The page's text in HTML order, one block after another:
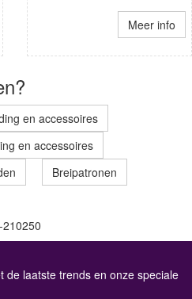
Meer info
en accessoires
en accessoires
Breipatronen
de laatste trends en onze speciale